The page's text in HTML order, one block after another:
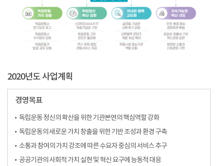
2020년도 사업계획
경영목표
독립운동 정신의 확산을 위한 기관본연의 핵심역할 강화
독립운동의 새로운 가치 창출을 위한 기반 조성과 환경 구축
소통과 참여의 가치 강조에 따른 수요자 중심의 서비스 추구
공공기관의 사회적 가치 실현 및 혁신 요구에 능동적 대응